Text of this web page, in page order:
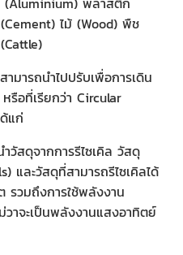
ไม้ (Wood) พืช
มารถนำไปปรับเพื่อการเดิน
รือที่เรียกว่า Circular
แก่
วัสดุจากการรีไซเคิล วัสดุ
และวัสดุที่สามารถรีไซเคิลได้
รวมถึงการใช้พลังงาน
วาจะเป็นพลังงานแสงอาทิตย์